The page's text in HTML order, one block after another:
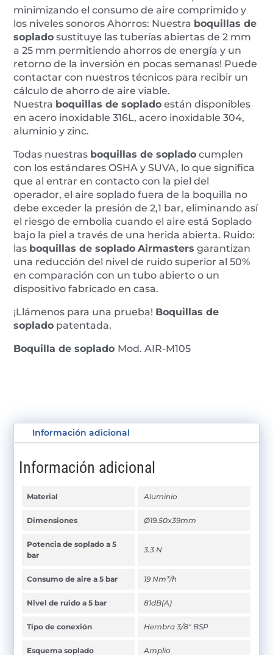
minimizando el consumo de aire comprimido y
los niveles sonoros Ahorros: Nuestra boquillas de
soplado sustituye las tuberías abiertas de 2 mm
a 25 mm permitiendo ahorros de energía y un
retorno de la inversión en pocas semanas! Puede
contactar con nuestros técnicos para recibir un
cálculo de ahorro de aire viable.
Nuestra boquillas de soplado están disponibles
en acero inoxidable 316L, acero inoxidable 304,
aluminio y zinc.
Todas nuestras boquillas de soplado cumplen
con los estándares OSHA y SUVA, lo que significa
que al entrar en contacto con la piel del
operador, el aire soplado fuera de la boquilla no
debe exceder la presión de 2,1 bar, eliminando así
el riesgo de embolia cuando el aire está Soplado
bajo la piel a través de una herida abierta. Ruido:
las boquillas de soplado Airmasters garantizan
una reducción del nivel de ruido superior al 50%
en comparación con un tubo abierto o un
dispositivo fabricado en casa.
¡Llámenos para una prueba! Boquillas de
soplado patentada.
Boquilla de soplado Mod. AIR-M105
Información adicional
Información adicional
Material Aluminio
Dimensiones Ø19.50x39mm
Potencia de soplado a 5
bar
3.3 N
Consumo de aire a 5 bar 19 Nm³/h
Nivel de ruido a 5 bar 81dB(A)
Tipo de conexión Hembra 3/8" BSP
Esquema soplado Amplio